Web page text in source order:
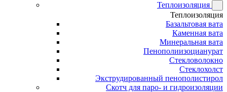
Теплоизоляция
Теплоизоляция
Базальтовая вата
Каменная вата
Минеральная вата
Пенополиизоцианурат
Стекловолокно
Стеклохолст
Экструдированный пенополистирол
Скотч для паро- и гидроизоляции